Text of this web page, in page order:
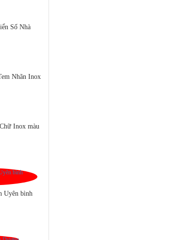
Số Nhà
Nhãn Inox
Chữ Inox màu
Uyên bình